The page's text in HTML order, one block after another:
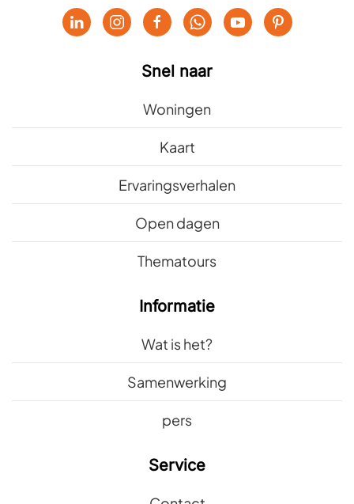
Snel naar
Woningen
Kaart
Ervaringsverhalen
Open dagen
Thematours
Informatie
Wat is het?
Samenwerking
pers
Service